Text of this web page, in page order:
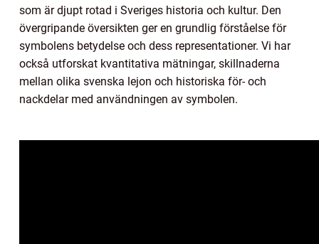
som är djupt rotad i Sveriges historia och kultur. Den
övergripande översikten ger en grundlig förståelse för
symbolens betydelse och dess representationer. Vi har
också utforskat kvantitativa mätningar, skillnaderna
mellan olika svenska lejon och historiska för- och
nackdelar med användningen av symbolen.